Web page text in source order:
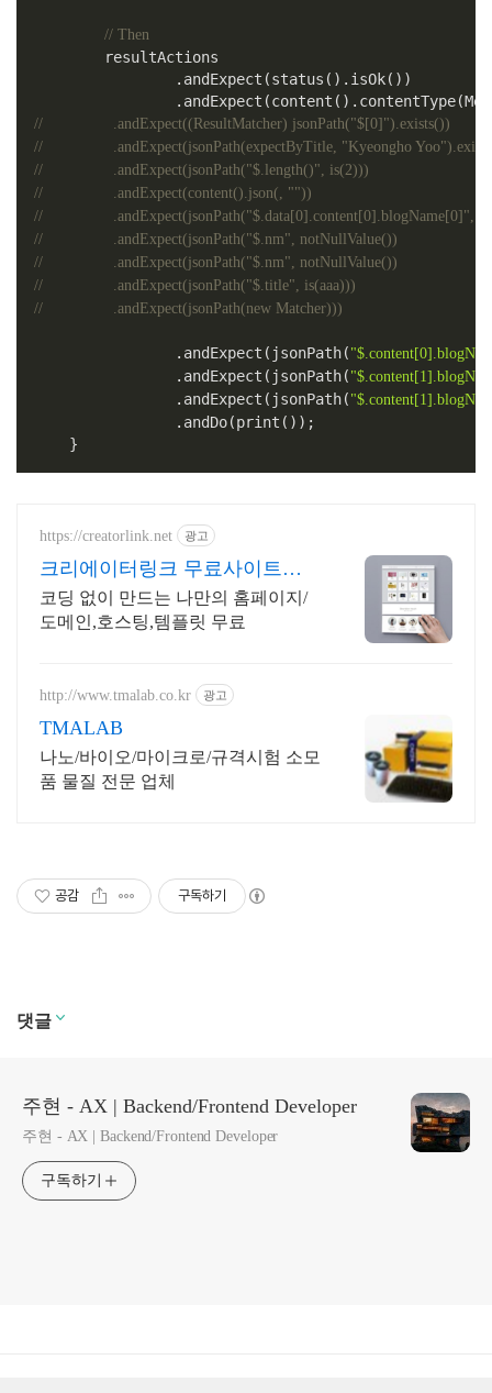
// Then
        resultActions
                .andExpect(status().isOk())
//                .andExpect((ResultMatcher) jsonPath("$[0]").exists())
//                .andExpect(jsonPath(expectByTitle, "Kyeongho
//                .andExpect(jsonPath("$.length()", is(2)))
//                .andExpect(content().json(, ""))
//                .andExpect(jsonPath("$.data[0].content[0].blogName[0]",
//                .andExpect(jsonPath("$.nm", notNullValue())
//                .andExpect(jsonPath("$.nm", notNullValue())
//                .andExpect(jsonPath("$.title", is(aaa)))
//                .andExpect(jsonPath(new Matcher)))
                .andExpect(jsonPath(
                .andExpect(jsonPath(
                .andExpect(jsonPath(
                .andDo(print());
    }
https://creatorlink.net 광고
크리에이터링크 무료사이트제
작
코딩 없이 만드는 나만의 홈페이지/
도메인,호스팅,템플릿 무료
http://www.tmalab.co.kr 광고
TMALAB
나노/바이오/마이크로/규격시험 소모
품 물질 전문 업체
공감 구독하기
댓글
주현 - AX | Backend/Frontend Developer
주현 - AX | Backend/Frontend Developer
구독하기